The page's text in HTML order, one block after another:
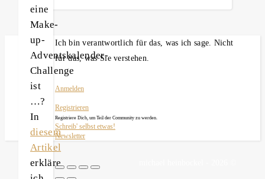
eine
Make-
up-
Adventskalender-
Challenge
ist
…?
In
diesem
Artikel
erkläre
Ich bin verantwortlich für das, was ich sage. Nicht
für das, was Sie verstehen.
Anmelden
Registrieren
Registriere Dich, um Teil der Community zu werden.
Schreib' selbst etwas!
Newsletter